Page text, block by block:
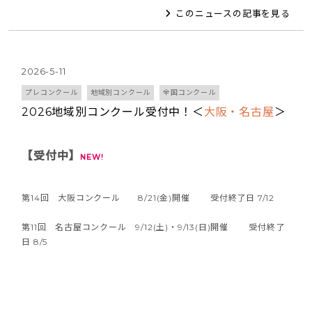
このニュースの記事を見る
2026-5-11
プレコンクール 地域別コンクール 全国コンクール
2026地域別コンクール受付中！＜ 大阪・名古屋 ＞
【受付中】NEW!
第14回 大阪コンクール 8/21(金)開催 受付終了日 7/12
第11回 名古屋コンクール 9/12(土)・9/13(日)開催 受付終了
日 8/5